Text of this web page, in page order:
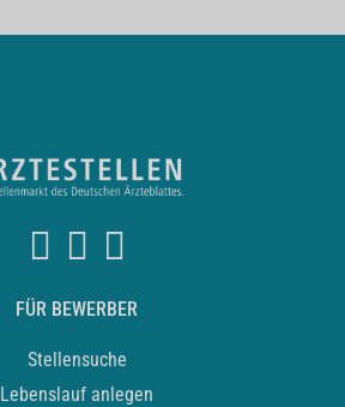
FÜR BEWERBER
Stellensuche
Lebenslauf anlegen